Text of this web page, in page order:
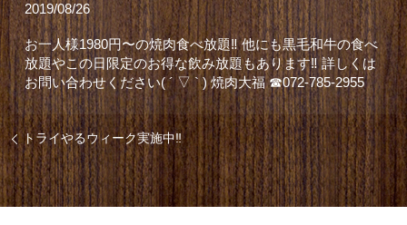
2019/08/26
お一人様1980円〜の焼肉食べ放題‼︎ 他にも黒毛和牛の食べ
放題やこの日限定のお得な飲み放題もあります‼︎ 詳しくは
お問い合わせください( ´ ▽ ` ) 焼肉大福 ☎︎072-785-2955
トライやるウィーク実施中‼️